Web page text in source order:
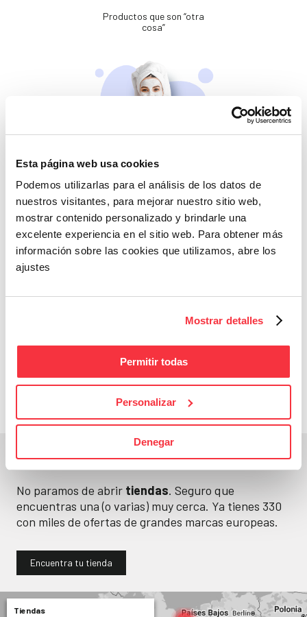
Esta página web usa cookies
Podemos utilizarlas para el análisis de los datos de
nuestros visitantes, para mejorar nuestro sitio web,
mostrar contenido personalizado y brindarle una
excelente experiencia en el sitio web. Para obtener más
información sobre las cookies que utilizamos, abre los
ajustes
Mostrar detalles
Permitir todas
Personalizar
Denegar
Productos que son “otra
cosa”
Si no te mimas tú…
Adelántate a todos y
En un segundo, la encuentras.
No paramos de abrir tiendas. Seguro que
encuentras una (o varias) muy cerca. Ya tienes 330
con miles de ofertas de grandes marcas europeas.
Encuentra tu tienda
Tiendas